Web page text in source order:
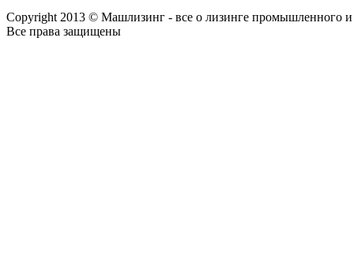
Copyright 2013 © Машлизинг - все о лизинге промышленного и
Все права защищены